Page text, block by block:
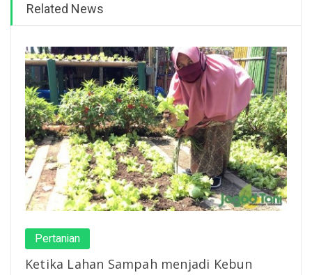
Related News
Pertanian
Ketika Lahan Sampah menjadi Kebun